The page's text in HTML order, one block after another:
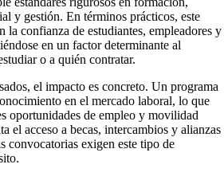
y gestión. En términos prácticos, este
la confianza de estudiantes, empleadores y
en un factor determinante al
o a quién contratar.
el impacto es concreto. Un programa
en el mercado laboral, lo que
oportunidades de empleo y movilidad
el acceso a becas, intercambios y alianzas
convocatorias exigen este tipo de